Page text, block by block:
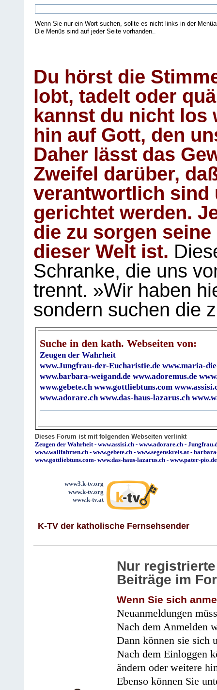
Wenn Sie nur ein Wort suchen, sollte es nicht links in der
Die Menüs sind auf jeder Seite vorhanden..
Du hörst die
lobt, tadelt oder
kannst du nicht los
hin auf Gott, den
Daher lässt das
Zweifel darüber,
verantwortlich sind
gerichtet werden.
die zu sorgen
dieser Welt ist.
Schranke, die uns
trennt. »Wir haben
sondern suchen die
Suche in den kath. Webseiten von:
Zeugen der Wahrheit
www.Jungfrau-der-Eucharistie.de www.maria-
www.barbara-weigand.de www.adoremus.de
www.gebete.ch www.gottliebtuns.com
www.adorare.ch www.das-haus-lazarus.ch
Dieses Forum ist mit folgenden Webseiten verlinkt
Zeugen der Wahrheit- www.assisi.ch - www.adorare.ch -
www.wallfahrten.ch - www.gebete.ch - www.segenskreis.at-
www.gottliebtuns.com- www.das-haus-lazarus.ch - www.pater-pio.de
www3.k-tv.org
www.k-tv.org
www.k-tv.at
K-TV der katholische Fernsehsender
Nur
Beiträge im
Wenn Sie sich
Neuanmeldungen
Nach dem Anmelden
Dann können sie sich
Nach dem Einloggen
ändern oder weitere
Ebenso können Sie